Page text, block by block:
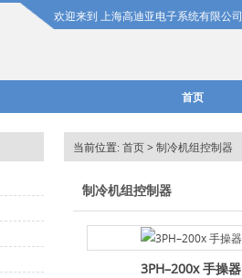
欢迎来到 上海高迪亚电子系统有限公司
首页
当前位置:首页> 制冷机组控制器
制冷机组控制器
3PH–200x 手操器